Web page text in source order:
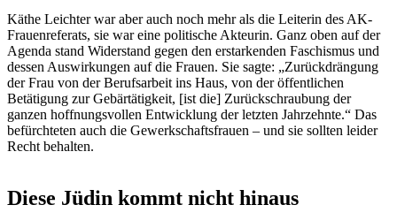
Käthe Leichter war aber auch noch mehr als die Leiterin des AK-
Frauenreferats, sie war eine politische Akteurin. Ganz oben auf der
Agenda stand Widerstand gegen den erstarkenden Faschismus und
dessen Auswirkungen auf die Frauen. Sie sagte: „Zurückdrängung
der Frau von der Berufsarbeit ins Haus, von der öffentlichen
Betätigung zur Gebärtätigkeit, [ist die] Zurückschraubung der
ganzen hoffnungsvollen Entwicklung der letzten Jahrzehnte.“ Das
befürchteten auch die Gewerkschaftsfrauen – und sie sollten leider
Recht behalten.
Diese Jüdin kommt nicht hinaus